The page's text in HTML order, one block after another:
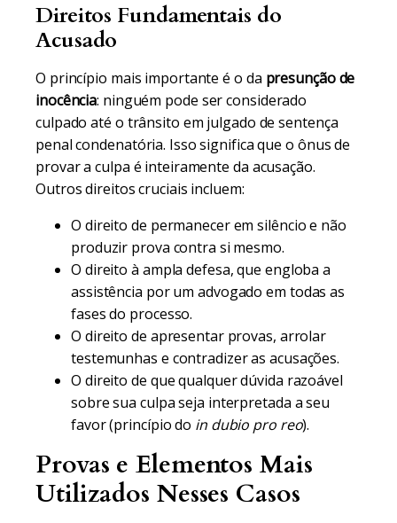
Direitos Fundamentais do
Acusado
O princípio mais importante é o da presunção de
inocência: ninguém pode ser considerado
culpado até o trânsito em julgado de sentença
penal condenatória. Isso significa que o ônus de
provar a culpa é inteiramente da acusação.
Outros direitos cruciais incluem:
O direito de permanecer em silêncio e não
produzir prova contra si mesmo.
O direito à ampla defesa, que engloba a
assistência por um advogado em todas as
fases do processo.
O direito de apresentar provas, arrolar
testemunhas e contradizer as acusações.
O direito de que qualquer dúvida razoável
sobre sua culpa seja interpretada a seu
favor (princípio do in dubio pro reo).
Provas e Elementos Mais
Utilizados Nesses Casos